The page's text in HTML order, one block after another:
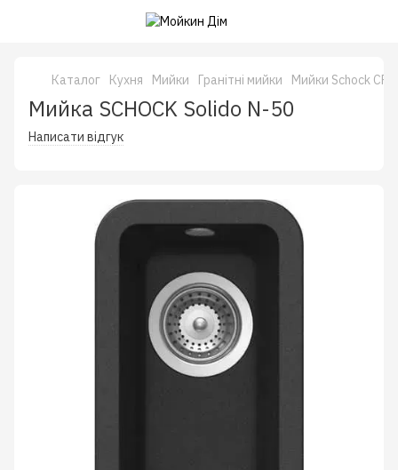
Каталог Кухня Мийки Гранітні мийки Мийки Schock
Мийка SCHOCK Solido N-50
Написати відгук